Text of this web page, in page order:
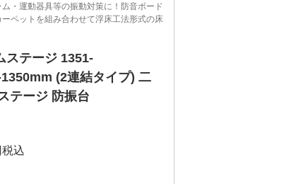
・運動器具等の振動対策に！防音ボード
ペットを組み合わせて浮床工法形式の床
ステージ 1351-
(2連結タイプ) 二
テージ 防振台
税込